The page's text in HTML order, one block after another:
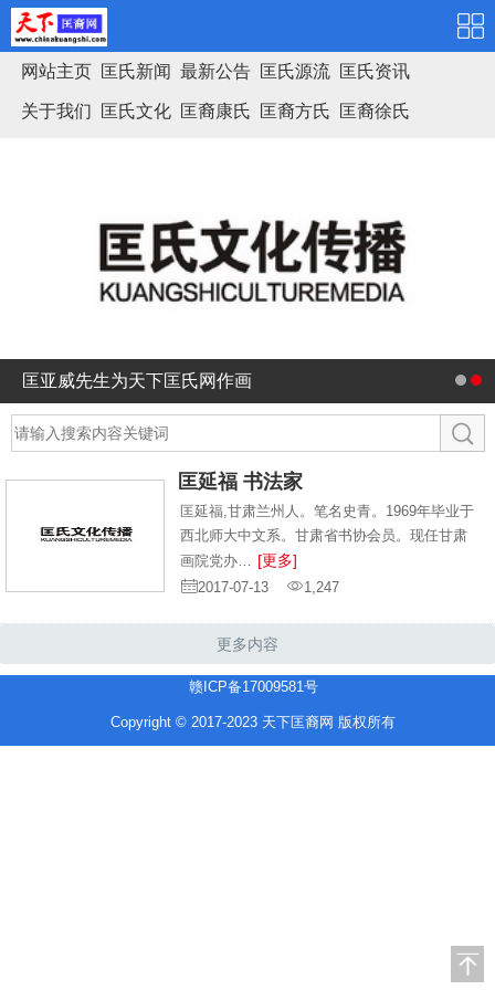
网站主页 匡氏新闻 最新公告 匡氏源流 匡氏资讯
关于我们 匡氏文化 匡裔康氏 匡裔方氏 匡裔徐氏
匡亚威先生为天下匡氏网作画
匡延福 书法家
匡延福,甘肃兰州人。笔名史青。1969年毕业于
西北师大中文系。甘肃省书协会员。现任甘肃
画院党办…
[更多]
2017-07-13 1,247
更多内容
赣ICP备17009581号
Copyright © 2017-2023 天下匡裔网 版权所有